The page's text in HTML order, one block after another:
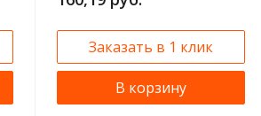
Заказать в 1 клик
В корзину